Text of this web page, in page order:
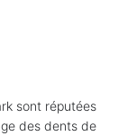
sont réputées
des dents de